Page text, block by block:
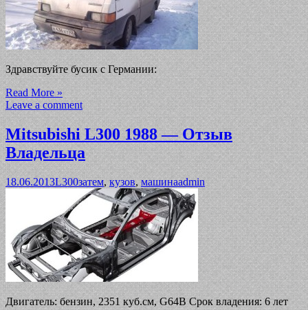
Здравствуйте бусик с Германии:
Read More »
Leave a comment
Mitsubishi L300 1988 — Отзыв
Владельца
18.06.2013L300затем,кузов, машинаadmin
Двигатель: бензин, 2351 куб.см, G64B Срок владения: 6 лет